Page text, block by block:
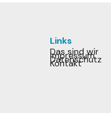
Links
Das sind wir
Impressum
Datenschutz
Kontakt